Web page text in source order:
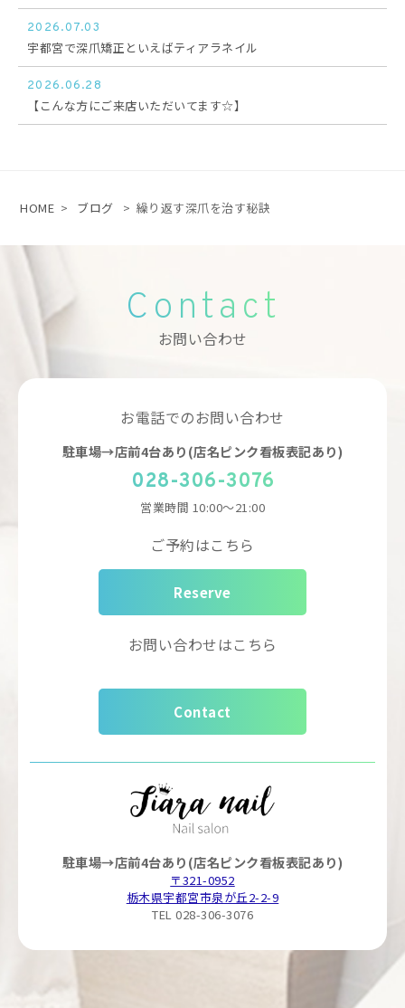
2026.07.03
宇都宮で深爪矯正といえばティアラネイル
2026.06.28
【こんな方にご来店いただいてます☆】
HOME > ブログ > 繰り返す深爪を治す秘訣
Contact
お問い合わせ
お電話でのお問い合わせ
駐車場→店前4台あり(店名ピンク看板表記あり)
028-306-3076
営業時間 10:00～21:00
ご予約はこちら
Reserve
お問い合わせはこちら
Contact
駐車場→店前4台あり(店名ピンク看板表記あり)
〒321-0952
栃木県宇都宮市泉が丘2-2-9
TEL 028-306-3076